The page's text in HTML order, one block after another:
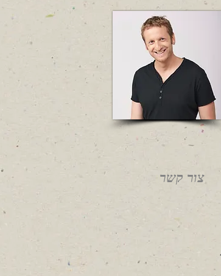
צור קשר